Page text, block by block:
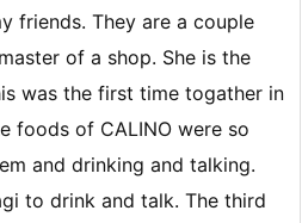
friends. They are a couple
of a shop. She is the
was the first time togather in
foods of CALINO were so
and drinking and talking.
to drink and talk. The third